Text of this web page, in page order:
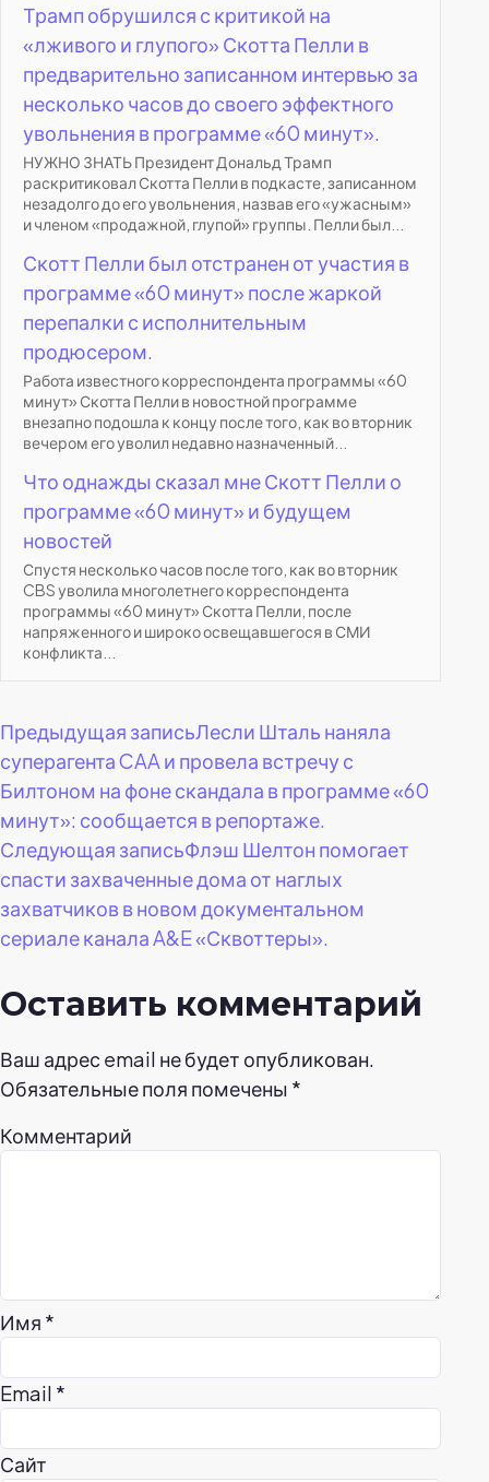
Трамп обрушился с критикой на
«лживого и глупого» Скотта Пелли в
предварительно записанном интервью за
несколько часов до своего эффектного
увольнения в программе «60 минут».
НУЖНО ЗНАТЬ Президент Дональд Трамп
раскритиковал Скотта Пелли в подкасте, записанном
незадолго до его увольнения, назвав его «ужасным»
и членом «продажной, глупой» группы. Пелли был...
Скотт Пелли был отстранен от участия в
программе «60 минут» после жаркой
перепалки с исполнительным
продюсером.
Работа известного корреспондента программы «60
минут» Скотта Пелли в новостной программе
внезапно подошла к концу после того, как во вторник
вечером его уволил недавно назначенный...
Что однажды сказал мне Скотт Пелли о
программе «60 минут» и будущем
новостей
Спустя несколько часов после того, как во вторник
CBS уволила многолетнего корреспондента
программы «60 минут» Скотта Пелли, после
напряженного и широко освещавшегося в СМИ
конфликта...
Навигация
по
записям
Предыдущая записьЛесли Шталь наняла
суперагента CAA и провела встречу с
Билтоном на фоне скандала в программе «60
минут»: сообщается в репортаже.
Следующая записьФлэш Шелтон помогает
спасти захваченные дома от наглых
захватчиков в новом документальном
сериале канала A&E «Сквоттеры».
Оставить комментарий
Ваш адрес email не будет опубликован.
Обязательные поля помечены *
Комментарий
Имя *
Email *
Сайт